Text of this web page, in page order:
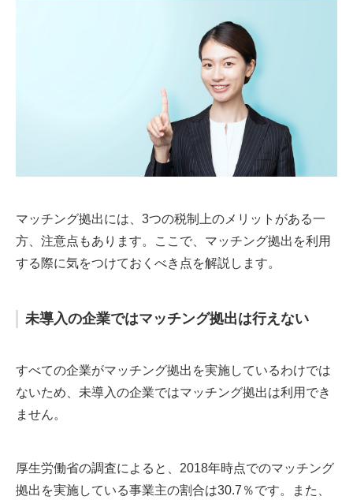
マッチング拠出には、3つの税制上のメリットがある一
方、注意点もあります。ここで、マッチング拠出を利用
する際に気をつけておくべき点を解説します。
未導入の企業ではマッチング拠出は行えない
すべての企業がマッチング拠出を実施しているわけでは
ないため、未導入の企業ではマッチング拠出は利用でき
ません。
厚生労働省の調査によると、2018年時点でのマッチング
拠出を実施している事業主の割合は30.7％です。また、